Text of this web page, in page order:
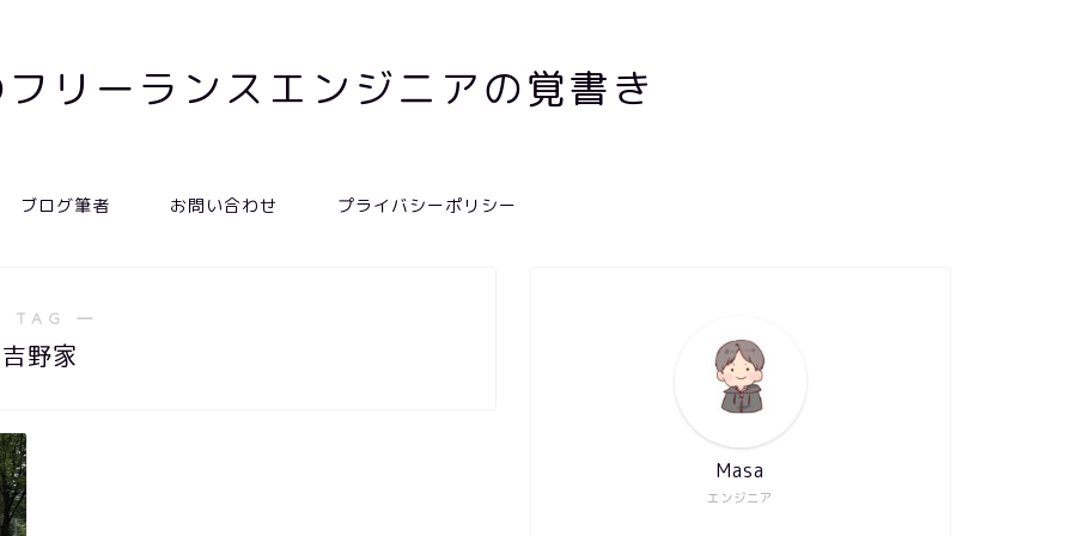
リーランスエンジニアの覚書き
ブログ筆者 お問い合わせ プライバシーポリシー
TAG ―
吉野家
エンジニア
Masa